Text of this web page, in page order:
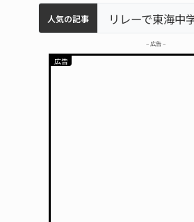
人気の記事
中学校の陶壁モニュメント 地元建設会社がボランティアで清掃 伊賀名張市立病院のDMAT、熊本地震の被災地へ 能登以来3回目の派遣
【インターハイ⑨】ソフトテニス ミス減らし上位狙う 近大高専
– 広告 –